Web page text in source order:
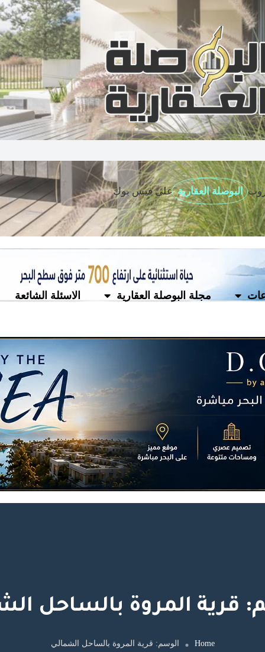
البوصلة العقارية على فيس بوك
مجلة البوصلة العقارية الاسئلة الشائعة
قرية المروة بالساحل
Home الوسم: قرية المروة بالساحل الشمالي